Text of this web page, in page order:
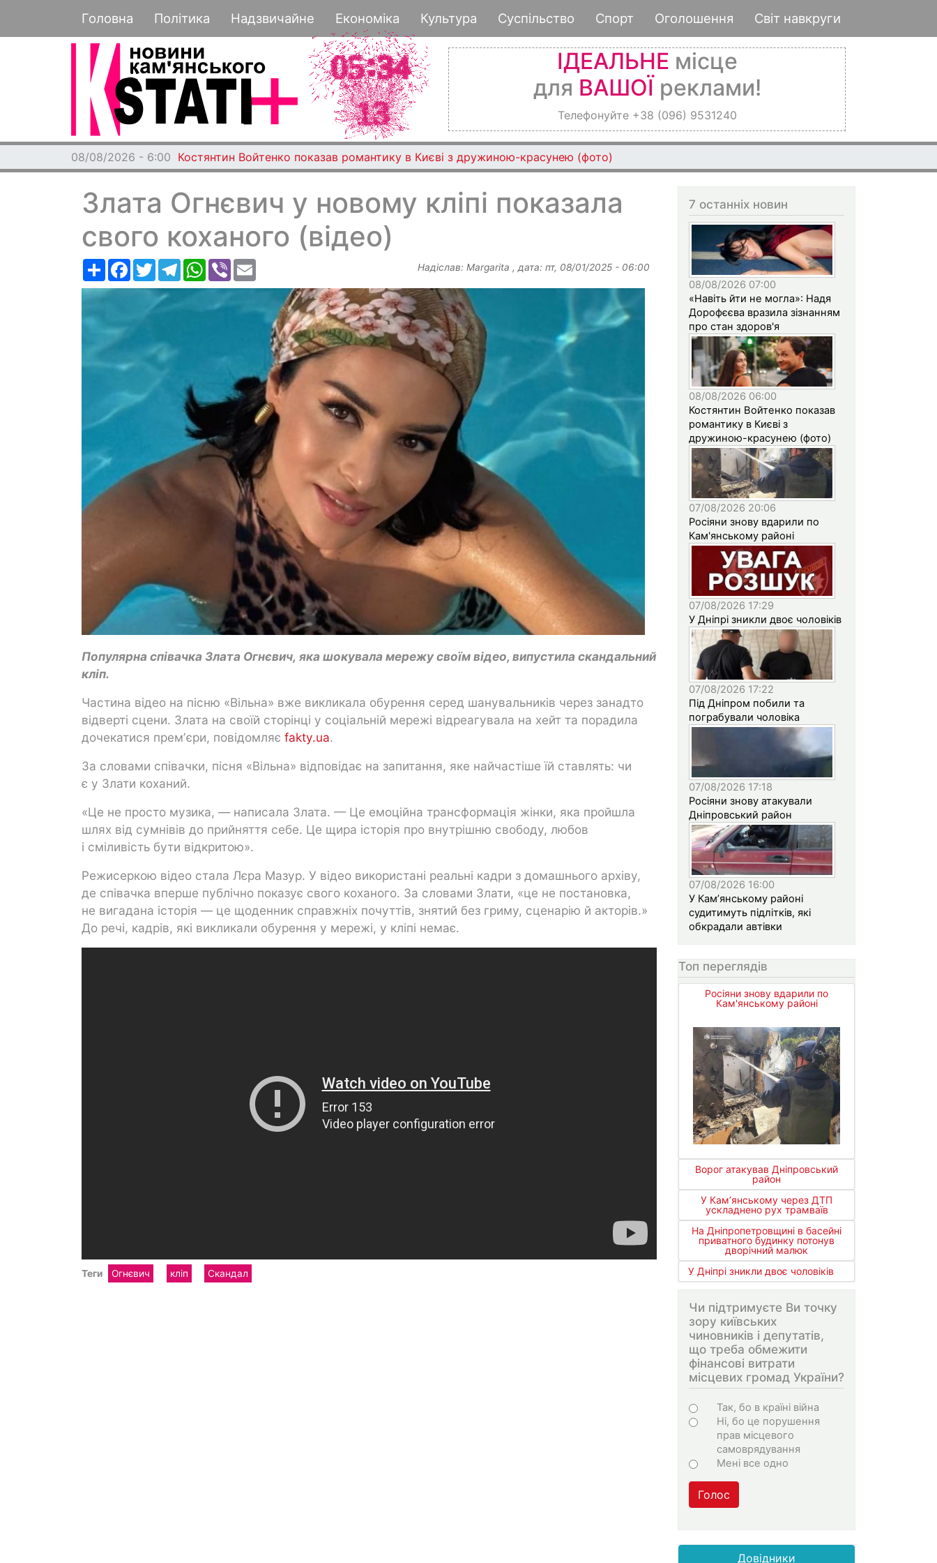
до
основного
Основная навигация
Головна Політика Надзвичайне Економіка Культура Суспільство Спорт Оголошення Світ навкруги
ІДЕАЛЬНЕ місце
для ВАШОЇ реклами!
Телефонуйте +38 (096) 9531240
08/08/2026 - 6:00 Костянтин Войтенко показав романтику в Києві з дружиною-красунею (фото)
Злата Огнєвич у новому кліпі показала
свого коханого (відео)
РесурсFacebook
TwitterTelegramWhatsApp
Viber Надіслав: Margarita , дата: пт, 08/01/2025 - 06:00
Популярна співачка Злата Огнєвич, яка шокувала мережу своїм відео, випустила скандальний
кліп.
Частина відео на пісню «Вільна» вже викликала обурення серед шанувальників через занадто
відверті сцени. Злата на своїй сторінці у соціальній мережі відреагувала на хейт та порадила
дочекатися премʼєри, повідомляє fakty.ua.
За словами співачки, пісня «Вільна» відповідає на запитання, яке найчастіше їй ставлять: чи
є у Злати коханий.
«Це не просто музика, — написала Злата. — Це емоційна трансформація жінки, яка пройшла
шлях від сумнівів до прийняття себе. Це щира історія про внутрішню свободу, любов
і сміливість бути відкритою».
Режисеркою відео стала Лєра Мазур. У відео використані реальні кадри з домашнього архіву,
де співачка вперше публічно показує свого коханого. За словами Злати, «це не постановка,
не вигадана історія — це щоденник справжніх почуттів, знятий без гриму, сценарію й акторів.»
До речі, кадрів, які викликали обурення у мережі, у кліпі немає.
Теги Огнєвич кліп Скандал
7 останніх новин
08/08/2026 07:00
«Навіть йти не могла»: Надя
Дорофєєва вразила зізнанням
про стан здоров'я
08/08/2026 06:00
Костянтин Войтенко показав
романтику в Києві з
дружиною-красунею (фото)
07/08/2026 20:06
Росіяни знову вдарили по
Кам'янському районі
07/08/2026 17:29
У Дніпрі зникли двоє чоловіків
07/08/2026 17:22
Під Дніпром побили та
пограбували чоловіка
07/08/2026 17:18
Росіяни знову атакували
Дніпровський район
07/08/2026 16:00
У Кам’янському районі
судитимуть підлітків, які
обкрадали автівки
Топ переглядів
Росіяни знову вдарили по
Кам'янському районі
Ворог атакував Дніпровський
район
У Кам’янському через ДТП
ускладнено рух трамваїв
На Дніпропетровщині в басейні
приватного будинку потонув
дворічний малюк
У Дніпрі зникли двоє чоловіків
Чи підтримуєте Ви точку
зору київських
чиновників і депутатів,
що треба обмежити
фінансові витрати
місцевих громад України?
Варіанти
Так, бо в країні війна
Ні, бо це порушення
прав місцевого
самоврядування
Мені все одно
Голос
Довідники